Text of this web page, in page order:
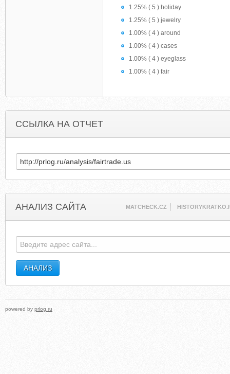
1.25% ( 5 ) holiday
1.25% ( 5 ) jewelry
1.00% ( 4 ) around
1.00% ( 4 ) cases
1.00% ( 4 ) eyeglass
1.00% ( 4 ) fair
ССЫЛКА НА ОТЧЕТ
АНАЛИЗ САЙТА MATCHECK.CZ
powered by prlog.ru